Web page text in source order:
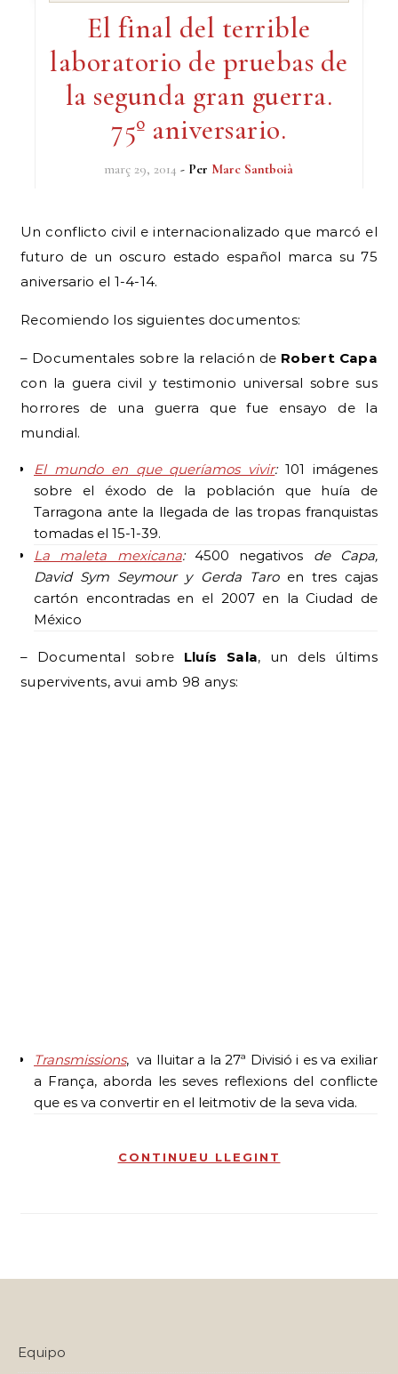
El final del terrible
laboratorio de pruebas de
la segunda gran guerra.
75º aniversario.
març 29, 2014 - Per Marc Santboià
Un conflicto civil e internacionalizado que marcó el
futuro de un oscuro estado español marca su 75
aniversario el 1-4-14.
Recomiendo los siguientes documentos:
– Documentales sobre la relación de Robert Capa
con la guera civil y testimonio universal sobre sus
horrores de una guerra que fue ensayo de la
mundial.
El mundo en que queríamos vivir:101 imágenes
sobre el éxodo de la población que huía de
Tarragona ante la llegada de las tropas franquistas
tomadas el 15-1-39.
La maleta mexicana:4500 negativos de Capa,
David Sym Seymour y Gerda Taro en tres cajas
cartón encontradas en el 2007 en la Ciudad de
México
– Documental sobre Lluís Sala, un dels últims
supervivents, avui amb 98 anys:
Transmissions, va lluitar a la 27ª Divisió i es va exiliar
a França, aborda les seves reflexions del conflicte
que es va convertir en el leitmotiv de la seva vida.
CONTINUEU LLEGINT
Equipo